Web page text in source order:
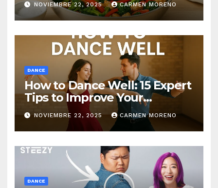
NOVIEMBRE 22, 2025 CARMEN MORENO
DANCE
How to Dance Well: 15 Expert
Tips to Improve Your
Dancing Skills Fast
NOVIEMBRE 22, 2025 CARMEN MORENO
DANCE